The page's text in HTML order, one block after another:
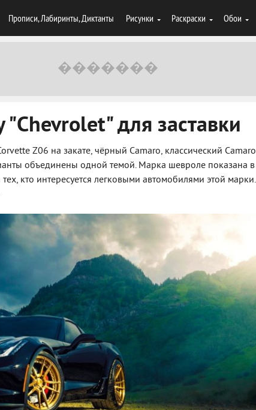
Прописи, Лабиринты, Диктанты Рисунки Раскраски Обои
для заставки
Z06 на закате, чёрный Camaro, классический Camaro
объединены одной темой. Марка шевроле показана в
кто интересуется легковыми автомобилями этой марки.